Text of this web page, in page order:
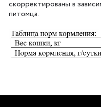
скорректированы в
питомца.